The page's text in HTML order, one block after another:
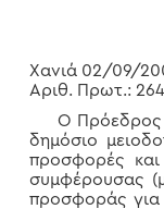
Χανιά 02/09/
Αριθ. Πρωτ.:
Ο Πρόεδρος
δημόσιο
προσφορές
συμφέρουσας
προσφοράς για